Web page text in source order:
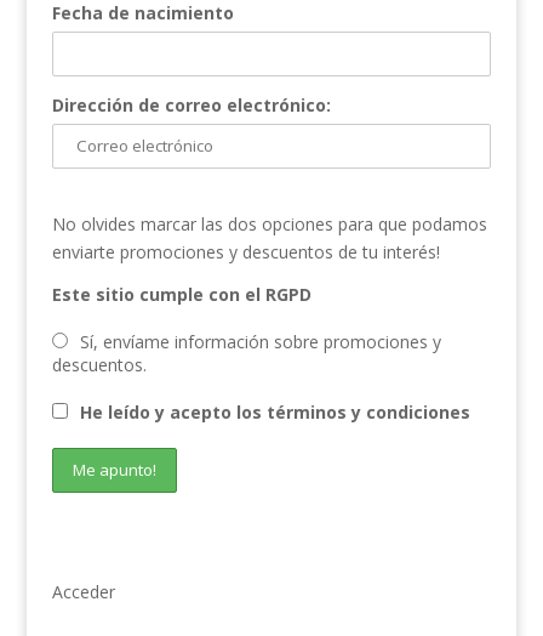
Fecha de nacimiento
Dirección de correo electrónico:
No olvides marcar las dos opciones para que podamos
enviarte promociones y descuentos de tu interés!
Este sitio cumple con el RGPD
Sí, envíame información sobre promociones y
descuentos.
He leído y acepto los términos y condiciones
Acceder